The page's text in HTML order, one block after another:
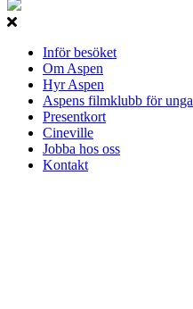
Inför besöket
Om Aspen
Hyr Aspen
Aspens filmklubb för unga
Presentkort
Cineville
Jobba hos oss
Kontakt